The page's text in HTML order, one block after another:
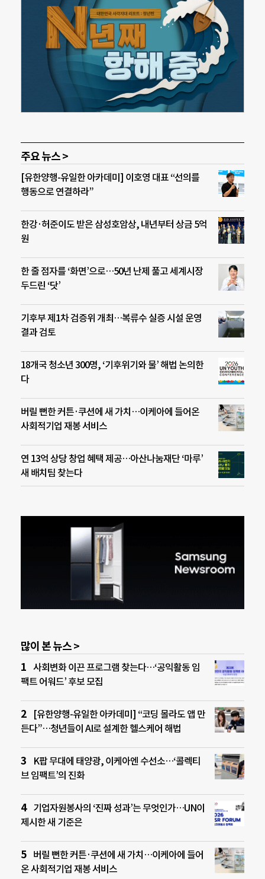
주요 뉴스 >
[유한양행-유일한 아카데미] 이호영 대표 “선의를
행동으로 연결하라”
한강·허준이도 받은 삼성호암상, 내년부터 상금 5억
원
한 줄 점자를 ‘화면’으로…50년 난제 풀고 세계시장
두드린 ‘닷’
기후부 제1차 검증위 개최…복류수 실증 시설 운영
결과 검토
18개국 청소년 300명, ‘기후위기와 물’ 해법 논의한
다
버릴 뻔한 커튼·쿠션에 새 가치…이케아에 들어온
사회적기업 재봉 서비스
연 13억 상당 창업 혜택 제공…아산나눔재단 ‘마루’
새 배치팀 찾는다
많이 본 뉴스 >
사회변화 이끈 프로그램 찾는다…‘공익활동 임
팩트 어워드’ 후보 모집
[유한양행-유일한 아카데미] “코딩 몰라도 앱 만
든다”…청년들이 AI로 설계한 헬스케어 해법
K팝 무대에 태양광, 이케아엔 수선소…‘콜렉티
브 임팩트’의 진화
기업자원봉사의 ‘진짜 성과’는 무엇인가…UN이
제시한 새 기준은
버릴 뻔한 커튼·쿠션에 새 가치…이케아에 들어
온 사회적기업 재봉 서비스